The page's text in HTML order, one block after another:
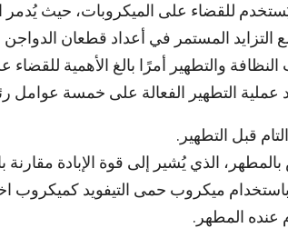
للقضاء على الميكروبات، حيث يُدمر
المستمر في أعداد قطعان الدواجن
والتطهير أمرًا بالغ الأهمية
التطهير الفعالة على خمسة عوامل
قبل التطهير.
الذي يُشير إلى قوة الإبادة
ميكروب حمى التيفويد كميكروب
عنده المطهر.